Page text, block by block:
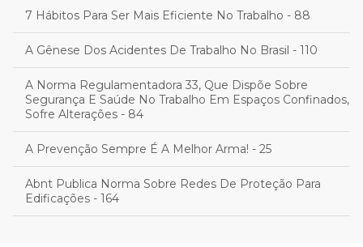
7 Hábitos Para Ser Mais Eficiente No Trabalho - 88
A Gênese Dos Acidentes De Trabalho No Brasil - 110
A Norma Regulamentadora 33, Que Dispõe Sobre
Segurança E Saúde No Trabalho Em Espaços Confinados,
Sofre Alterações - 84
A Prevenção Sempre É A Melhor Arma! - 25
Abnt Publica Norma Sobre Redes De Proteção Para
Edificações - 164